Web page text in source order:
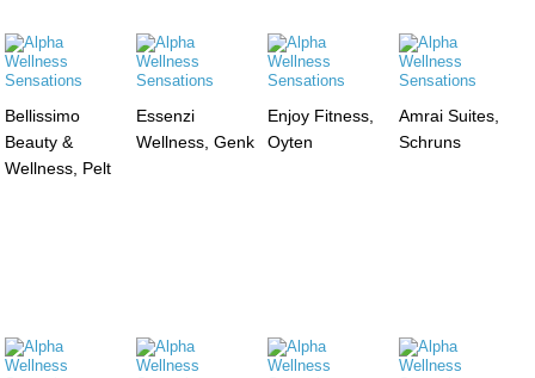
Bellissimo
Beauty &
Wellness, Pelt
Essenzi
Wellness, Genk
Enjoy Fitness,
Oyten
Amrai Suites,
Schruns